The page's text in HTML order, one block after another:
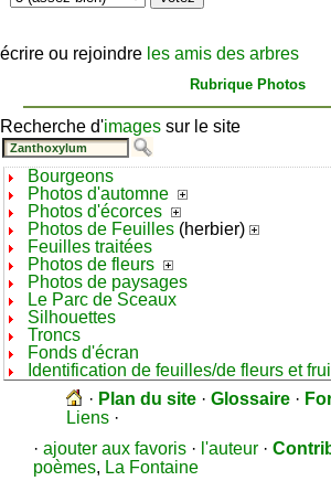
écrire ou rejoindre les amis des arbres
Rubrique Photos
Recherche d'images sur le site
Bourgeons
Photos d'automne
Photos d'écorces
Photos de Feuilles (herbier)
Feuilles traitées
Photos de fleurs
Photos de paysages
Le Parc de Sceaux
Silhouettes
Troncs
Fonds d'écran
Identification de feuilles/de fleurs et
· Plan du site · Glossaire ·
Liens ·
· ajouter aux favoris · l'auteur ·
poèmes, La Fontaine